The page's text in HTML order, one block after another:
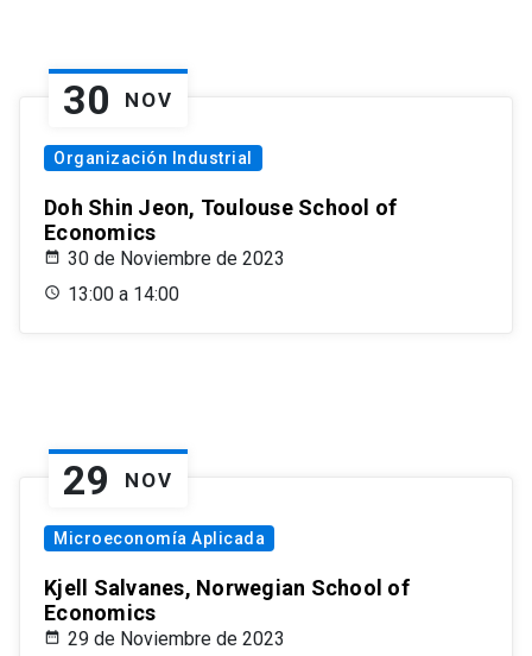
30 NOV
Organización Industrial
Doh Shin Jeon, Toulouse School of
Economics
30 de Noviembre de 2023
13:00 a 14:00
29 NOV
Microeconomía Aplicada
Kjell Salvanes, Norwegian School of
Economics
29 de Noviembre de 2023